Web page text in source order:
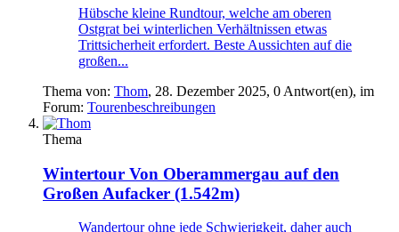
Hübsche kleine Rundtour, welche am oberen
Ostgrat bei winterlichen Verhältnissen etwas
Trittsicherheit erfordert. Beste Aussichten auf die
großen...
Thema von: Thom, 28. Dezember 2025, 0 Antwort(en), im
Forum: Tourenbeschreibungen
Thema
Wintertour Von Oberammergau auf den
Großen Aufacker (1.542m)
Wandertour ohne jede Schwierigkeit, daher auch